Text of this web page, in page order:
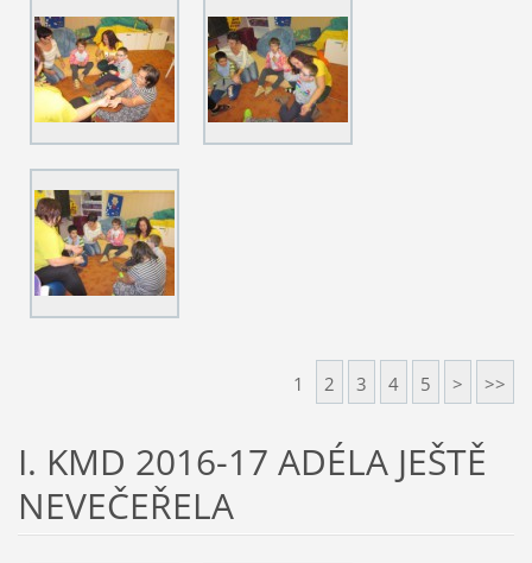
1 2 3 4 5 > >>
I. KMD 2016-17 ADÉLA JEŠTĚ
NEVEČEŘELA